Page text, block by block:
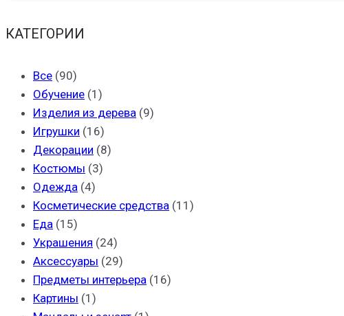
КАТЕГОРИИ
Все (90)
Обучение (1)
Изделия из дерева (9)
Игрушки (16)
Декорации (8)
Костюмы (3)
Одежда (4)
Косметические средства (11)
Еда (15)
Украшения (24)
Аксессуары (29)
Предметы интерьера (16)
Картины (1)